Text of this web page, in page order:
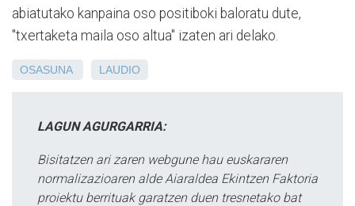
abiatutako kanpaina oso positiboki baloratu dute,
"txertaketa maila oso altua" izaten ari delako.
OSASUNA LAUDIO
LAGUN AGURGARRIA:
Bisitatzen ari zaren webgune hau euskararen
normalizazioaren alde Aiaraldea Ekintzen Faktoria
proiektu berrituak garatzen duen tresnetako bat